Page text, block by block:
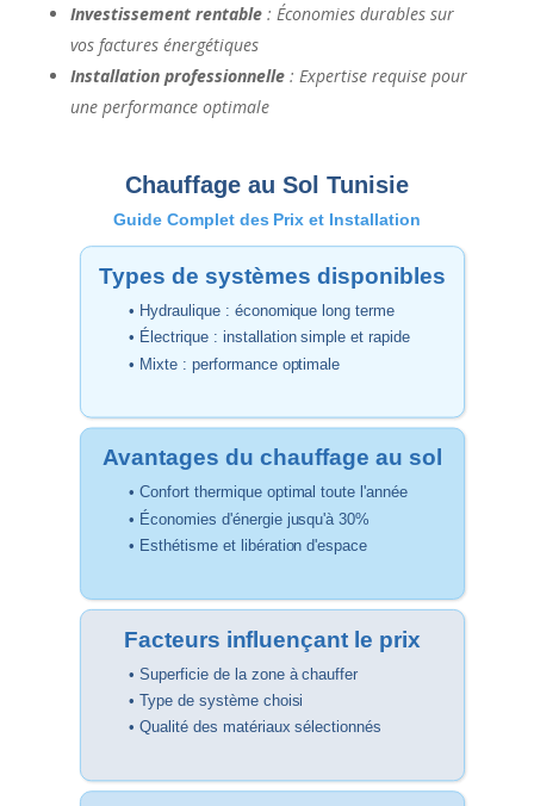
Investissement rentable: Économies durables sur
vos factures énergétiques
Installation professionnelle: Expertise requise pour
une performance optimale
Chauffage au Sol Tunisie
Guide Complet des Prix et Installation
Types de systèmes disponibles
• Hydraulique : économique long terme
• Électrique : installation simple et rapide
• Mixte : performance optimale
Avantages du chauffage au sol
• Confort thermiqueoptimal toute l'année
• Économies d'énergie jusqu'à 30%
• Esthétisme et libération d'espace
Facteurs influençant le prix
• Superficie de la zone à chauffer
• Type de système choisi
• Qualité des matériaux sélectionnés